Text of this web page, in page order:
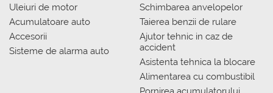
Uleiuri de motor
Acumulatoare auto
Accesorii
Sisteme de alarma auto
Schimbarea anvelopelor
Taierea benzii de rulare
Ajutor tehnic in caz de
accident
Asistenta tehnica la blocare
Alimentarea cu combustibil